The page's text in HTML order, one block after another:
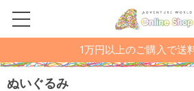
1万円以上のご購入で送
ぬいぐるみ